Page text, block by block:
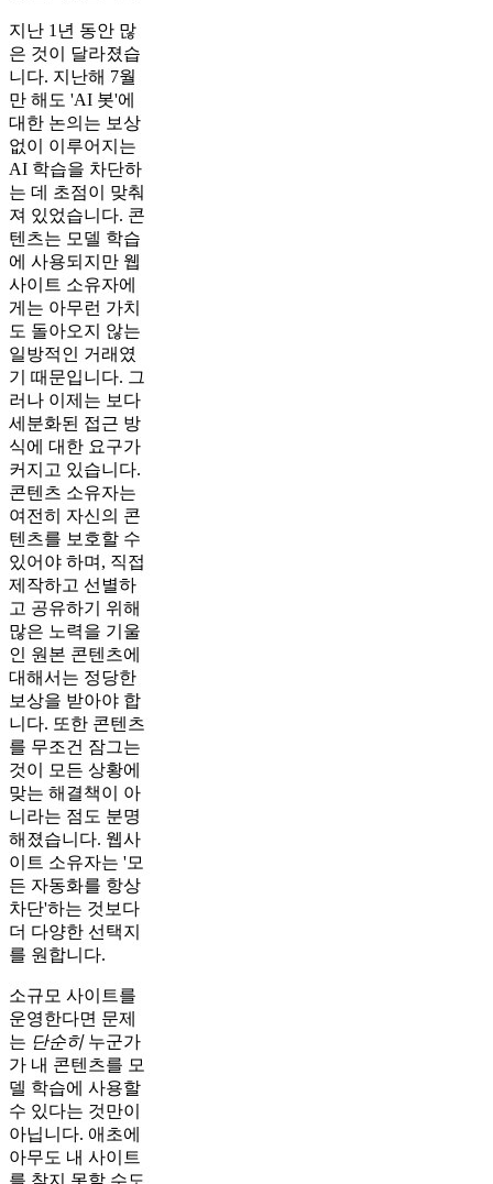
지난 1년 동안 많
은 것이 달라졌습
니다. 지난해 7월
만 해도 'AI 봇'에
대한 논의는 보상
없이 이루어지는
AI 학습을 차단하
는 데 초점이 맞춰
져 있었습니다. 콘
텐츠는 모델 학습
에 사용되지만 웹
사이트 소유자에
게는 아무런 가치
도 돌아오지 않는
일방적인 거래였
기 때문입니다. 그
러나 이제는 보다
세분화된 접근 방
식에 대한 요구가
커지고 있습니다.
콘텐츠 소유자는
여전히 자신의 콘
텐츠를 보호할 수
있어야 하며, 직접
제작하고 선별하
고 공유하기 위해
많은 노력을 기울
인 원본 콘텐츠에
대해서는 정당한
보상을 받아야 합
니다. 또한 콘텐츠
를 무조건 잠그는
것이 모든 상황에
맞는 해결책이 아
니라는 점도 분명
해졌습니다. 웹사
이트 소유자는 '모
든 자동화를 항상
차단'하는 것보다
더 다양한 선택지
를 원합니다.
소규모 사이트를
운영한다면 문제
는 단순히누군가
가 내 콘텐츠를 모
델 학습에 사용할
수 있다는 것만이
아닙니다. 애초에
아무도 내 사이트
를 찾지 못할 수도